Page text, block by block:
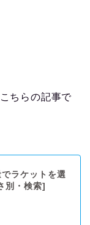
ちらの記事で
ラケットを選
別・検索]